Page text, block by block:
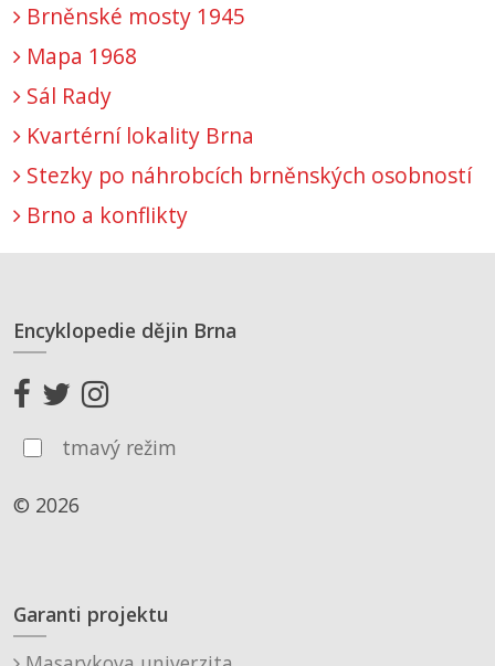
Brněnské mosty 1945
Mapa 1968
Sál Rady
Kvartérní lokality Brna
Stezky po náhrobcích brněnských osobností
Brno a konflikty
Encyklopedie dějin Brna
tmavý režim
© 2026
Garanti projektu